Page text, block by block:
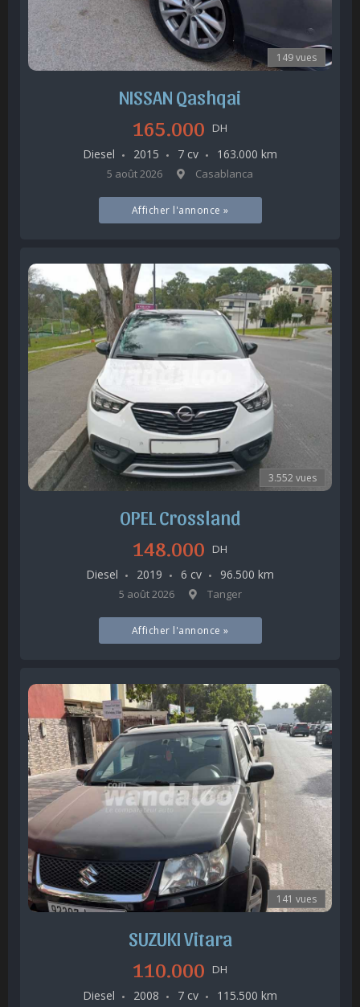
149 vues
NISSAN Qashqai
165.000 DH
Diesel 2015 7 cv 163.000 km
5 août 2026 Casablanca
Afficher l'annonce »
3.552 vues
OPEL Crossland
148.000 DH
Diesel 2019 6 cv 96.500 km
5 août 2026 Tanger
Afficher l'annonce »
141 vues
SUZUKI Vitara
110.000 DH
Diesel 2008 7 cv 115.500 km